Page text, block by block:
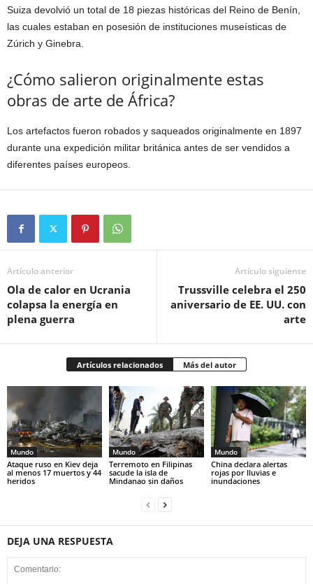
Suiza devolvió un total de 18 piezas históricas del Reino de Benín,
las cuales estaban en posesión de instituciones museísticas de
Zúrich y Ginebra.
¿Cómo salieron originalmente estas
obras de arte de África?
Los artefactos fueron robados y saqueados originalmente en 1897
durante una expedición militar británica antes de ser vendidos a
diferentes países europeos.
Artículo anterior
Ola de calor en Ucrania
colapsa la energía en
plena guerra
Artículo siguiente
Trussville celebra el 250
aniversario de EE. UU. con
arte
Artículos relacionados Más del autor
Mundo
Ataque ruso en Kiev deja
al menos 17 muertos y 44
heridos
Mundo
Terremoto en Filipinas
sacude la isla de
Mindanao sin daños
Mundo
China declara alertas
rojas por lluvias e
inundaciones
DEJA UNA RESPUESTA